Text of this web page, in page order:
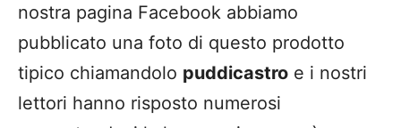
nostra pagina Facebook abbiamo
pubblicato una foto di questo prodotto
tipico chiamandolo puddicastro e i nostri
lettori hanno risposto numerosi